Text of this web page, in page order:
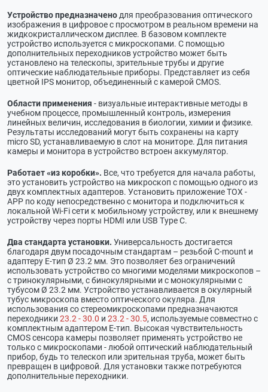
Устройство предназначено для преобразования оптического
изображения в цифровое с просмотром в реальном времени на
жидкокристаллическом дисплее. В базовом комплекте
устройство используется с микроскопами. С помощью
дополнительных переходников устройство может быть
установлено на телескопы, зрительные трубы и другие
оптические наблюдательные приборы. Представляет из себя
цветной IPS монитор, объединенный с камерой CMOS.
Области применения - визуальные интерактивные методы в
учебном процессе, промышленный контроль, измерения
линейных величин, исследования в биологии, химии и физике.
Результаты исследований могут быть сохранены на карту
micro SD, устанавливаемую в слот на мониторе. Для питания
камеры и монитора в устройство встроен аккумулятор.
Работает «из коробки». Все, что требуется для начала работы,
это установить устройство на микроскоп с помощью одного из
двух комплектных адаптеров. Установить приложение TOX -
APP по коду непосредственно с монитора и подключиться к
локальной Wi-Fi сети к мобильному устройству, или к внешнему
устройству через порты HDMI или USB Type C.
Два стандарта установки. Универсальность достигается
благодаря двум посадочным стандартам – резьбой C-mount и
адаптеру Е-тип Ø 23.2 мм. Это позволяет без ограничений
использовать устройство со многими моделями микроскопов –
с тринокулярными, с бинокулярными и с монокулярными с
тубусом Ø 23.2 мм. Устройство устанавливается в окулярный
тубус микроскопа вместо оптического окуляра. Для
использования со стереомикроскопами предназначаются
переходники 23.2 - 30.0 и 23.2 - 30.5, используемые совместно с
комплектным адаптером Е-тип. Высокая чувствительность
CMOS сенсора камеры позволяет применять устройство не
только с микроскопами - любой оптический наблюдательный
прибор, будь то телескоп или зрительная труба, может быть
превращен в цифровой. Для установки также потребуются
дополнительные переходники.